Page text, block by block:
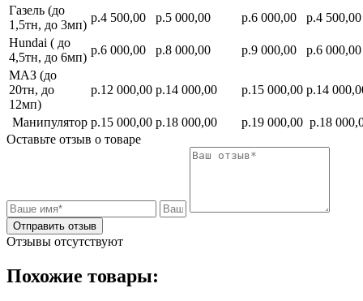
Газель (до
1,5тн, до 3мп)
р.4 500,00 р.5 000,00 р.6 000,00
р.4 500,00
Hundai ( до
4,5тн, до 6мп)
р.6 000,00 р.8 000,00 р.9 000,00
р.6 000,00
МАЗ (до
20тн, до
12мп)
р.12 000,00 р.14 000,00 р.15 000,00 р.14
Манипулятор р.15 000,00 р.18 000,00 р.19 000,00 р.18
Оставьте отзыв о товаре
Отправить отзыв
Отзывы отсутствуют
Похожие товары: